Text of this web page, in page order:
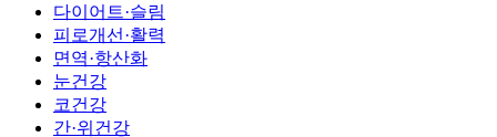
다이어트·슬림
피로개선·활력
면역·항산화
눈건강
코건강
간·위건강